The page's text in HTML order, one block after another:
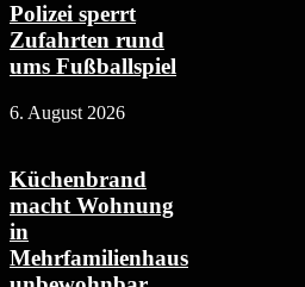
Polizei sperrt
Zufahrten rund
ums Fußballspiel
6. August 2026
Küchenbrand
macht Wohnung
in
Mehrfamilienhaus